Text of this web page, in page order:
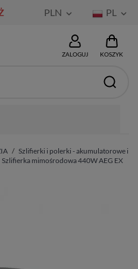
PLN  PL 
ZALOGUJ KOSZYK
Szlifierki i polerki - akumulatorowe i
Szlifierka mimośrodowa 440W AEG EX